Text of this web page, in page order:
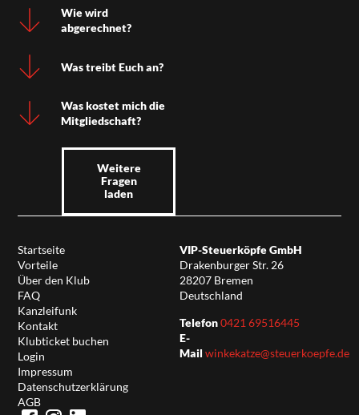
Wie wird
abgerechnet?
Was treibt Euch an?
Was kostet mich die
Mitgliedschaft?
Weitere
Fragen
laden
Startseite
Vorteile
Über den Klub
FAQ
Kanzleifunk
Kontakt
Klubticket buchen
Login
Impressum
Datenschutzerklärung
AGB
VIP-Steuerköpfe GmbH
Drakenburger Str. 26
28207 Bremen
Deutschland
Telefon0421 69516445
E-
Mail winkekatze@steuerkoepfe.de